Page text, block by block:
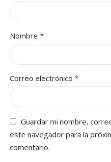
Nombre *
Correo electrónico *
Guardar mi nombre,
este navegador para la
comentario.